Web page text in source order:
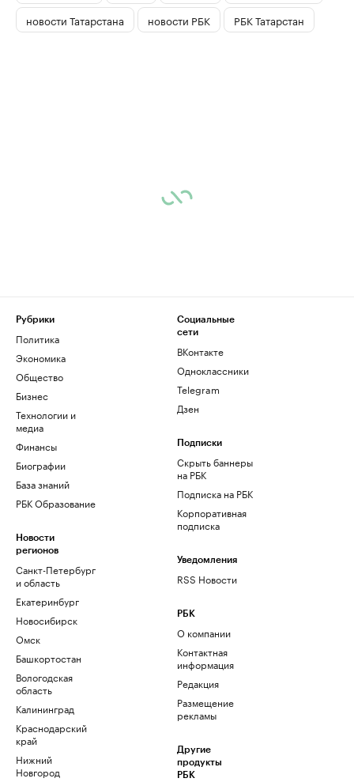
новости Татарстана
новости РБК РБК Татарстан
Рубрики
Политика
Экономика
Общество
Бизнес
Технологии и
медиа
Финансы
Биографии
База знаний
РБК Образование
Новости
регионов
Санкт-Петербург
и область
Екатеринбург
Новосибирск
Омск
Башкортостан
Вологодская
область
Калининград
Краснодарский
край
Нижний
Новгород
Социальные
сети
ВКонтакте
Одноклассники
Telegram
Дзен
Подписки
Скрыть баннеры
на РБК
Подписка на РБК
Корпоративная
подписка
Уведомления
RSS Новости
РБК
О компании
Контактная
информация
Редакция
Размещение
рекламы
Другие
продукты
РБК